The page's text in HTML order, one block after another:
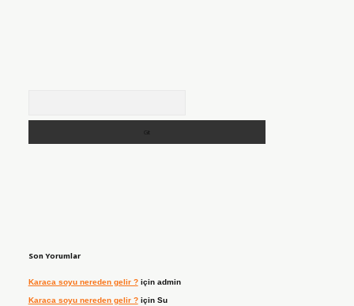
Son Yorumlar
Karaca soyu nereden gelir ?için admin
Karaca soyu nereden gelir ?için Su